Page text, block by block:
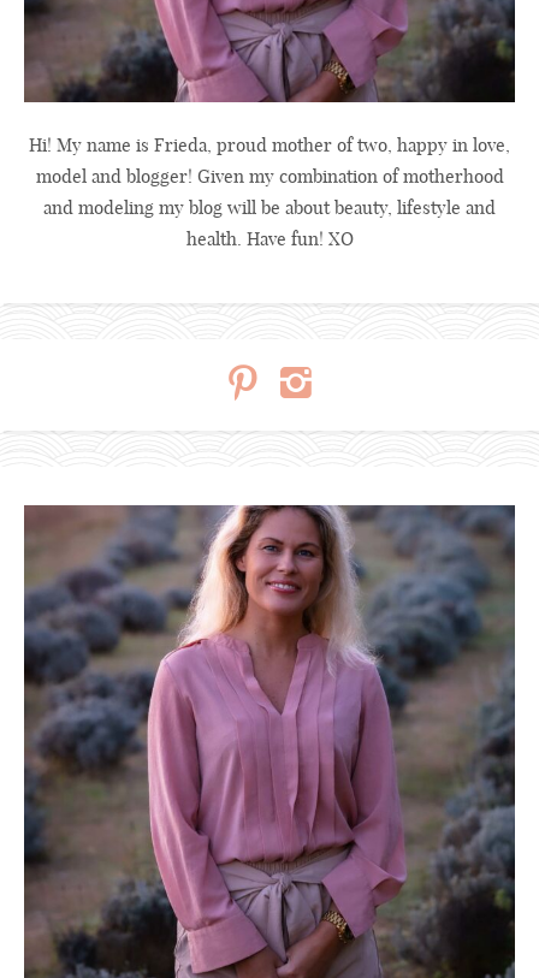
Hi! My name is Frieda, proud mother of two, happy in love,
model and blogger! Given my combination of motherhood
and modeling my blog will be about beauty, lifestyle and
health. Have fun! XO